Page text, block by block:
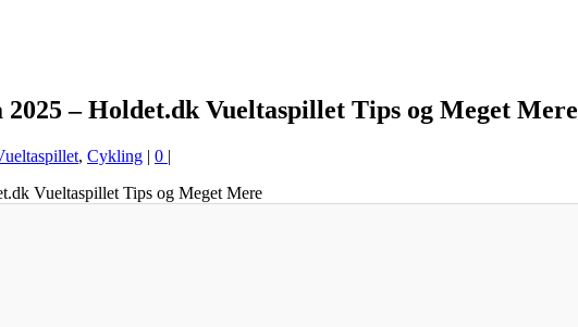
– Holdet.dk Vueltaspillet Tips og Meget Mere
, Cykling | 0 |